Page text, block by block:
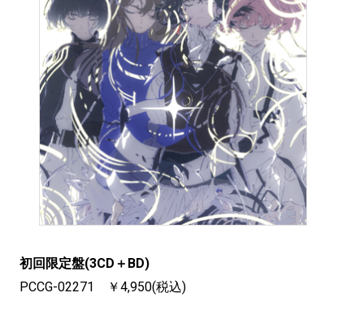
初回限定盤(3CD＋BD)
PCCG-02271 ￥4,950(税込)